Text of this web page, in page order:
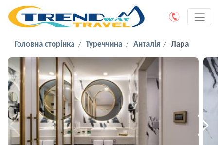
Головна сторінка Туреччина Анталія Лара